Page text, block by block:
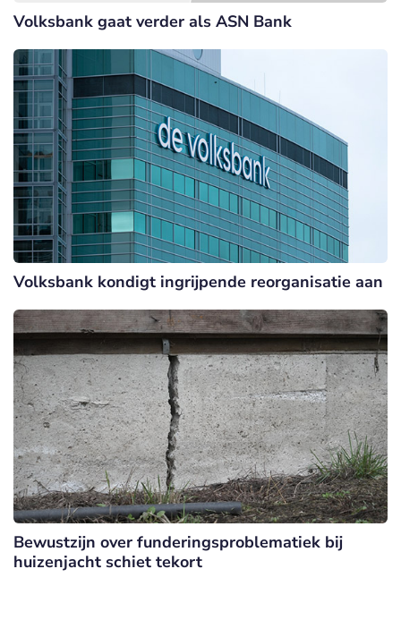
Volksbank gaat verder als ASN Bank
Volksbank kondigt ingrijpende reorganisatie aan
Bewustzijn over funderingsproblematiek bij
huizenjacht schiet tekort